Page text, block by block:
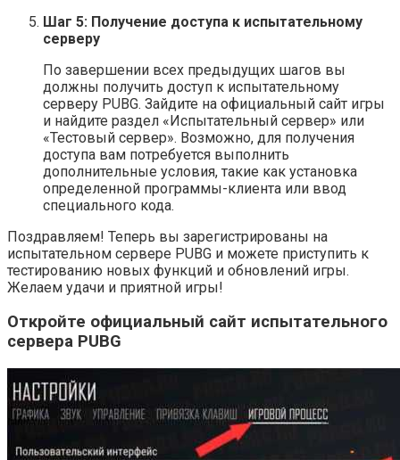
Шаг 5: Получение доступа к испытательному
серверу
По завершении всех предыдущих шагов вы
должны получить доступ к испытательному
серверу PUBG. Зайдите на официальный сайт игры
и найдите раздел «Испытательный сервер» или
«Тестовый сервер». Возможно, для получения
доступа вам потребуется выполнить
дополнительные условия, такие как установка
определенной программы-клиента или ввод
специального кода.
Поздравляем! Теперь вы зарегистрированы на
испытательном сервере PUBG и можете приступить к
тестированию новых функций и обновлений игры.
Желаем удачи и приятной игры!
Откройте официальный сайт испытательного
сервера PUBG